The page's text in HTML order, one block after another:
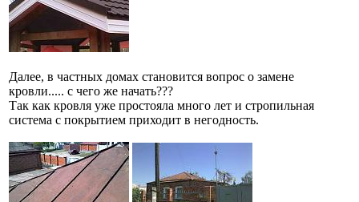
Далее, в частных домах становится вопрос о замене
кровли..... с чего же начать???
Так как кровля уже простояла много лет и стропильная
система с покрытием приходит в негодность.